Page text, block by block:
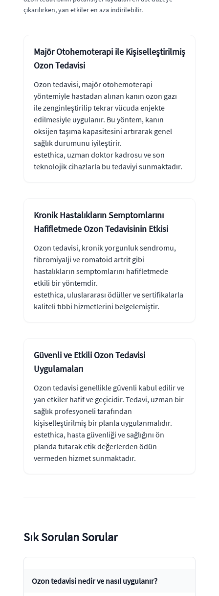
çıkarılırken, yan etkiler en aza indirilebilir.
Majör Otohemoterapi ile Kişiselleştirilmiş
Ozon Tedavisi
Ozon tedavisi, majör otohemoterapi
yöntemiyle hastadan alınan kanın ozon gazı
ile zenginleştirilip tekrar vücuda enjekte
edilmesiyle uygulanır. Bu yöntem, kanın
oksijen taşıma kapasitesini artırarak genel
sağlık durumunu iyileştirir.
estethica, uzman doktor kadrosu ve son
teknolojik cihazlarla bu tedaviyi sunmaktadır.
Kronik Hastalıkların Semptomlarını
Hafifletmede Ozon Tedavisinin Etkisi
Ozon tedavisi, kronik yorgunluk sendromu,
fibromiyalji ve romatoid artrit gibi
hastalıkların semptomlarını hafifletmede
etkili bir yöntemdir.
estethica, uluslararası ödüller ve sertifikalarla
kaliteli tıbbi hizmetlerini belgelemiştir.
Güvenli ve Etkili Ozon Tedavisi
Uygulamaları
Ozon tedavisi genellikle güvenli kabul edilir ve
yan etkiler hafif ve geçicidir. Tedavi, uzman bir
sağlık profesyoneli tarafından
kişiselleştirilmiş bir planla uygulanmalıdır.
estethica, hasta güvenliği ve sağlığını ön
planda tutarak etik değerlerden ödün
vermeden hizmet sunmaktadır.
Sık Sorulan Sorular
Ozon tedavisi nedir ve nasıl uygulanır?